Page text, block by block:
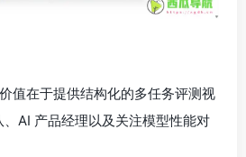
值在于提供结构化的多任务评测视
AI 产品经理以及关注模型性能对